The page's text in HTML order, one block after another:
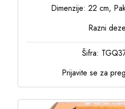
Dimenzije: 22 cm,
Razni
Šifra:
Prijavite se za